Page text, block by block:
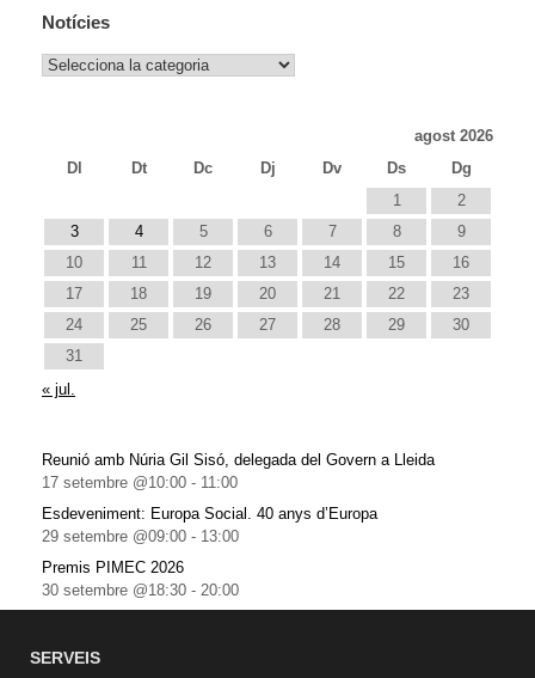
Notícies
Notícies
agost 2026
Dl
Dt Dc Dj Dv Ds
Dg
1
2
3
4 5 6 7 8
9
10
11 12 13 14 15
16
17
18 19 20 21 22
23
24
25 26 27 28 29
30
31
« jul.
Reunió amb Núria Gil Sisó, delegada del Govern a Lleida
17 setembre @10:00 - 11:00
Esdeveniment: Europa Social. 40 anys d’Europa
29 setembre @09:00 - 13:00
Premis PIMEC 2026
30 setembre @18:30 - 20:00
SERVEIS